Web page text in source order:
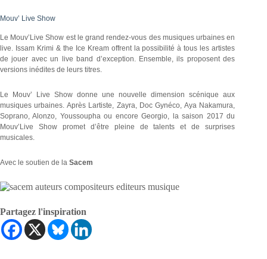
Mouv’ Live Show
Le Mouv’Live Show est le grand rendez-vous des musiques urbaines en
live. Issam Krimi & the Ice Kream offrent la possibilité à tous les artistes
de jouer avec un live band d’exception. Ensemble, ils proposent des
versions inédites de leurs titres.
Le Mouv’ Live Show donne une nouvelle dimension scénique aux
musiques urbaines. Après Lartiste, Zayra, Doc Gynéco, Aya Nakamura,
Soprano, Alonzo, Youssoupha ou encore Georgio, la saison 2017 du
Mouv’Live Show promet d’être pleine de talents et de surprises
musicales.
Avec le soutien de la Sacem
Partagez l'inspiration